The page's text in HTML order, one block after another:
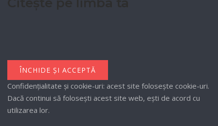
Confidențialitate și cookie-uri: acest site folosește cookie-uri.
Dacă continui să folosești acest site web, ești de acord cu
utilizarea lor.